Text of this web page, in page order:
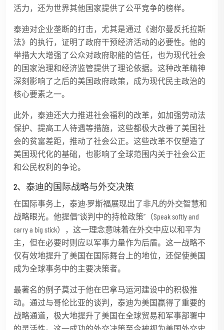
活力，还为世界其他国家提供了公平竞争的榜样。
泰迪对企业垄断的打击，尤其是通过《谢尔曼反托拉斯
法》的执行，证明了政府干预经济活动的必要性。他的
举措大大增强了公众对政府职能的信任，也为现代社会
的国家治理和经济监管提供了理论依据。这种改革精神
深刻影响了之后的美国政府政策，成为现代民主政治的
核心要素之一。
此外，泰迪还大力推进社会福利的改革，如加强劳动法
保护、提高工人待遇等措施，这些都极大改善了美国社
会的贫富差距，推动了社会公正。这些改革不仅塑造了
美国现代化的基础，也影响了全球范围内关于社会公正
和公民权利的争论。
2、泰迪的国际战略与外交决策
在国际事务上，泰迪·罗斯福展现出了非凡的外交智慧和
战略眼光。他提倡“谈判中的持枪政策”（Speak softly and
carry a big stick），这一理念意味着在外交中应以和平为
主，但在必要时则应以军事力量作为后盾。这一战略不
仅有效地提升了美国在国际舞台上的地位，还促使美国
成为全球事务中的主要决策者。
最著名的例子莫过于他在巴拿马运河建设中的积极推
动。通过与哥伦比亚的谈判，泰迪为美国赢得了重要的
战略通道，极大地提升了美国在全球贸易和军事部署中